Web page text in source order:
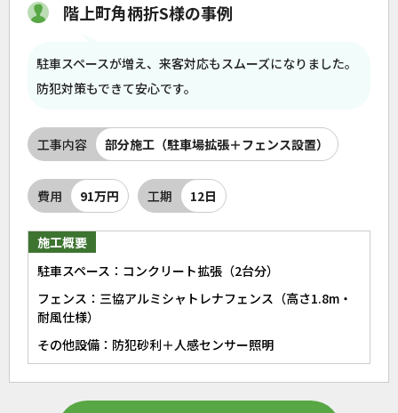
階上町角柄折S様の事例
駐車スペースが増え、来客対応もスムーズになりました。
防犯対策もできて安心です。
工事内容 部分施工（駐車場拡張＋フェンス設置）
費用 91万円 工期 12日
施工概要
駐車スペース：コンクリート拡張（2台分）
フェンス：三協アルミシャトレナフェンス（高さ1.8m・
耐風仕様）
その他設備：防犯砂利＋人感センサー照明